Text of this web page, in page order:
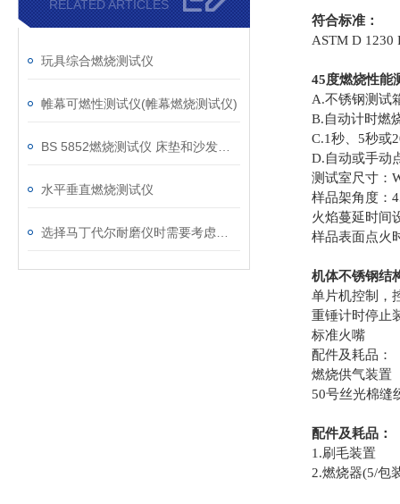
RELATED ARTICLES
玩具综合燃烧测试仪
帷幕可燃性测试仪(帷幕燃烧测试仪)
水平垂直燃烧测试仪
符合标准：
ASTM D 1230
45度燃烧性能
A.不锈钢测试箱
B.自动计时燃烧
C.1秒、5秒或20
D.自动或手动
测试室尺寸：
样品架角度：
火焰蔓延时间设
样品表面点火时
机体不锈钢结
单片机控制，控
重锤计时停止
标准火嘴
配件及耗品：
燃烧供气装置
50号丝光棉缝
配件及耗品：
1.刷毛装置
2.燃烧器(5/包